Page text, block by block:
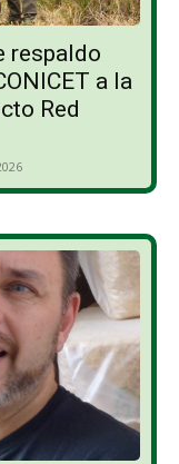
respaldo
a la
Red